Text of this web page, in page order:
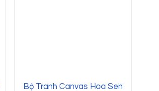
Bộ Tranh Canvas Hoa Sen